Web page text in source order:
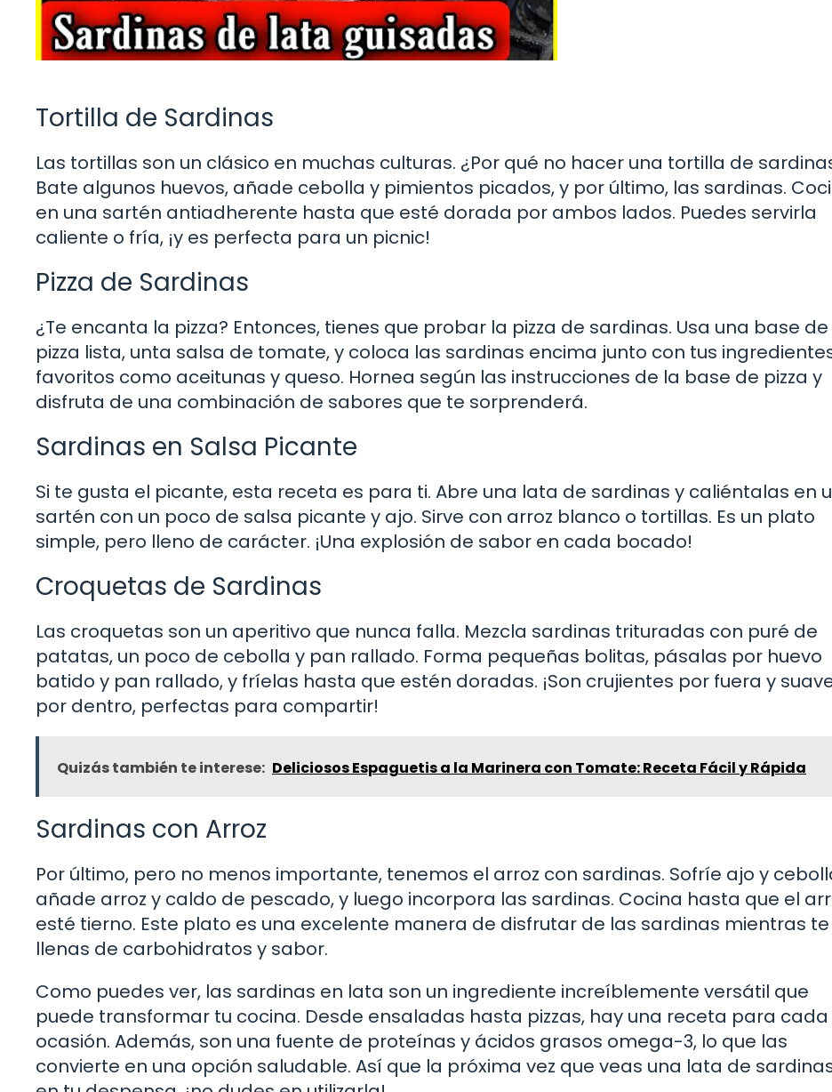
Tortilla de Sardinas
Las tortillas son un clásico en muchas culturas. ¿Por qué no hacer una tortilla de
Bate algunos huevos, añade cebolla y pimientos picados, y por último, las sardinas.
en una sartén antiadherente hasta que esté dorada por ambos lados. Puedes servirla
caliente o fría, ¡y es perfecta para un picnic!
Pizza de Sardinas
¿Te encanta la pizza? Entonces, tienes que probar la pizza de sardinas. Usa una base de
pizza lista, unta salsa de tomate, y coloca las sardinas encima junto con tus
favoritos como aceitunas y queso. Hornea según las instrucciones de la base de pizza y
disfruta de una combinación de sabores que te sorprenderá.
Sardinas en Salsa Picante
Si te gusta el picante, esta receta es para ti. Abre una lata de sardinas y caliéntalas en
sartén con un poco de salsa picante y ajo. Sirve con arroz blanco o tortillas. Es un plato
simple, pero lleno de carácter. ¡Una explosión de sabor en cada bocado!
Croquetas de Sardinas
Las croquetas son un aperitivo que nunca falla. Mezcla sardinas trituradas con puré de
patatas, un poco de cebolla y pan rallado. Forma pequeñas bolitas, pásalas por huevo
batido y pan rallado, y fríelas hasta que estén doradas. ¡Son crujientes por fuera y
por dentro, perfectas para compartir!
Quizás también te interese: Deliciosos Espaguetis a la Marinera con Tomate: Receta Fácil y Rápida
Sardinas con Arroz
Por último, pero no menos importante, tenemos el arroz con sardinas. Sofríe ajo y
añade arroz y caldo de pescado, y luego incorpora las sardinas. Cocina hasta que el
esté tierno. Este plato es una excelente manera de disfrutar de las sardinas mientras te
llenas de carbohidratos y sabor.
Como puedes ver, las sardinas en lata son un ingrediente increíblemente versátil que
puede transformar tu cocina. Desde ensaladas hasta pizzas, hay una receta para cada
ocasión. Además, son una fuente de proteínas y ácidos grasos omega-3, lo que las
convierte en una opción saludable. Así que la próxima vez que veas una lata de